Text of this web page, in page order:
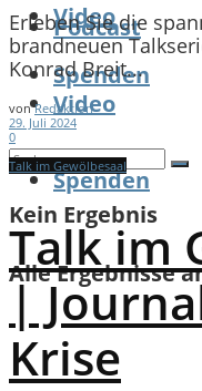
Podcast
Video
Spenden
Video
Spenden
Kein Ergebnis
Alle Ergebnisse
Erleben Sie die
brandneuen
Konrad Breit...
von Redaktion
29. Juli 2024
0
Talk im Gewölbesaal
Talk im
|
Krise